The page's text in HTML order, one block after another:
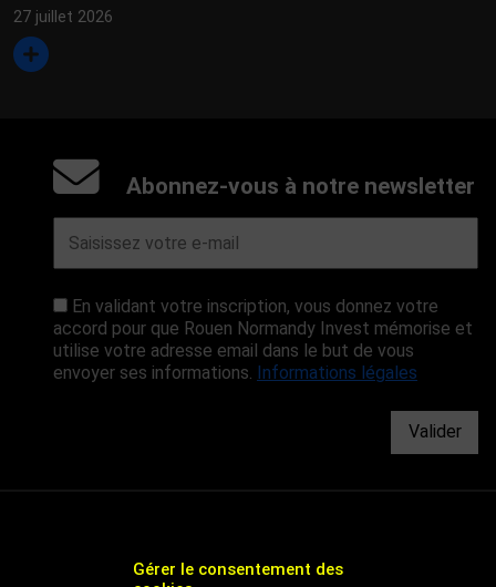
Gérer le consentement des
27 juillet 2026
Abonnez-vous à notre newsletter
En validant votre inscription, vous donnez votre
accord pour que Rouen Normandy Invest mémorise et
utilise votre adresse email dans le but de vous
envoyer ses informations. Informations légales
Valider